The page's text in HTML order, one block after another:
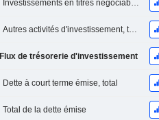
Investissements en titres négociables et en actions, total
Autres activités d'investissement, total
Flux de trésorerie d'investissement
Dette à court terme émise, total
Total de la dette émise